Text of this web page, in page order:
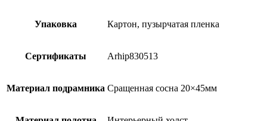
Упаковка Картон, пузырчатая пленка
Сертификаты Arhip830513
Материал подрамника Сращенная сосна 20×45мм